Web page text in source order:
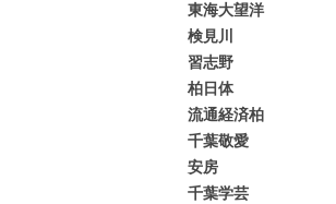
東海大望洋
検見川
習志野
柏日体
流通経済柏
千葉敬愛
安房
千葉学芸